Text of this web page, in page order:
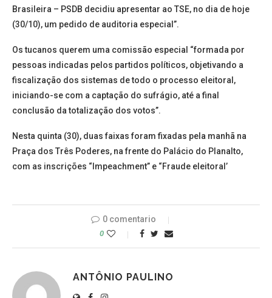
Brasileira – PSDB decidiu apresentar ao TSE, no dia de hoje
(30/10), um pedido de auditoria especial”.
Os tucanos querem uma comissão especial “formada por
pessoas indicadas pelos partidos políticos, objetivando a
fiscalização dos sistemas de todo o processo eleitoral,
iniciando-se com a captação do sufrágio, até a final
conclusão da totalização dos votos”.
Nesta quinta (30), duas faixas foram fixadas pela manhã na
Praça dos Três Poderes, na frente do Palácio do Planalto,
com as inscrições “Impeachment” e “Fraude eleitoral’
0 comentario
0
ANTÔNIO PAULINO